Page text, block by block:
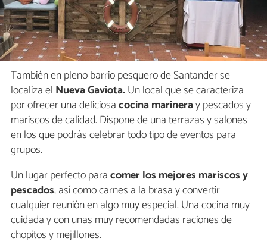
También en pleno barrio pesquero de Santander se
localiza el Nueva Gaviota.Un local que se caracteriza
por ofrecer una deliciosacocina marineray pescados y
mariscos de calidad. Dispone de una terrazas y salones
en los que podrás celebrar todo tipo de eventos para
grupos.
Un lugar perfecto paracomer los mejores mariscos y
pescados, así como carnes a la brasa y convertir
cualquier reunión en algo muy especial. Una cocina muy
cuidada y con unas muy recomendadas raciones de
chopitos y mejillones.